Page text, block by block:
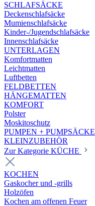
SCHLAFSÄCKE
Deckenschlafsäcke
Mumienschlafsäcke
Kinder-/Jugendschlafsäcke
Innenschlafsäcke
UNTERLAGEN
Komfortmatten
Leichtmatten
Luftbetten
FELDBETTEN
HÄNGEMATTEN
KOMFORT
Polster
Moskitoschutz
PUMPEN + PUMPSÄCKE
KLEINZUBEHÖR
Zur Kategorie KÜCHE
KOCHEN
Gaskocher und -grills
Holzöfen
Kochen am offenen Feuer